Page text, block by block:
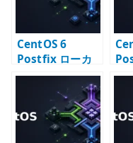
CentOS 6
Postfix ローカ
ル MTA 構築 – サ
ーバー内部通知
用メール配送
ー